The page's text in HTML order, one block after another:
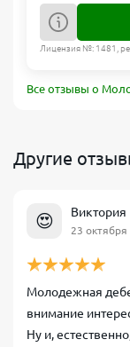
Лицензия №: 1481,
Все отзывы о
Другие
😍 Виктория
23 октября
Молодежная
внимание
Ну и,